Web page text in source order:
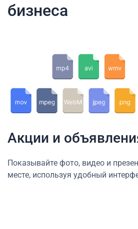
бизнеса
Акции и
Показывайте фото, видео и
месте, используя удобный